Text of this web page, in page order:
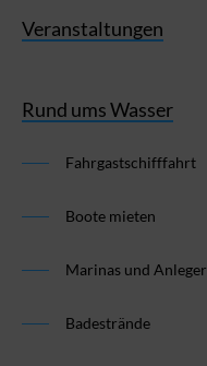
Veranstaltungen
Rund ums Wasser
Fahrgastschifffahrt
Boote mieten
Marinas und Anleger
Badestrände